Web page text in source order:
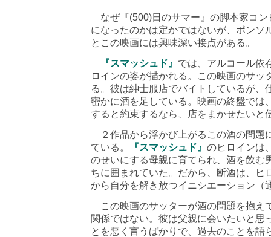
なぜ『(500)日のサマー』の脚本家コン
になったのかは定かではないが、ポンソ
とこの映画には興味深い接点がある。
『スマッシュド』 では、アルコール依
ロインの姿が描かれる。この映画のサッ
る。彼は紳士服店でバイトしているが、
密かに酒を足している。映画の終盤では
すると約束するなら、店をまかせたいと
２作品から浮かび上がるこの酒の問題
ている。
『スマッシュド』 のヒロインは
のせいにする母親に育てられ、酒を飲む
ちに囲まれていた。だから、断酒は、ヒ
から自分を解き放つイニシエーション（
この映画のサッターが酒の問題を抱え
関係ではない。彼は父親に会いたいと思
とを悪く言うばかりで、過去のことを語